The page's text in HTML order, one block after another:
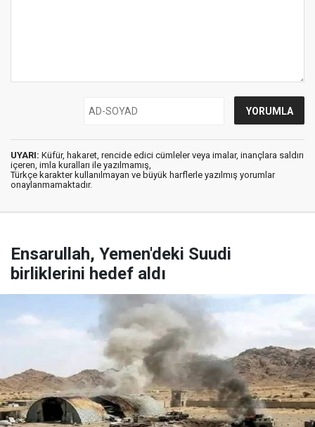
UYARI: Küfür, hakaret, rencide edici cümleler veya imalar, inançlara saldırı
içeren, imla kuralları ile yazılmamış,
Türkçe karakter kullanılmayan ve büyük harflerle yazılmış yorumlar
onaylanmamaktadır.
Ensarullah, Yemen'deki Suudi
birliklerini hedef aldı